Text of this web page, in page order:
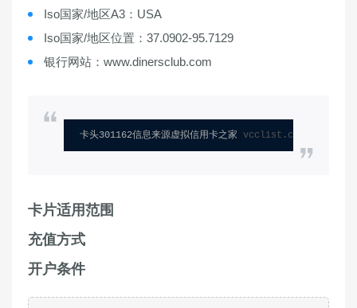
Iso国家/地区A3：USA
Iso国家/地区位置：37.0902-95.7129
银行网站：www.dinersclub.com
卡头301162信息来源虚拟信用卡之家 vcclist.com
卡片适用范围
充值方式
开户条件